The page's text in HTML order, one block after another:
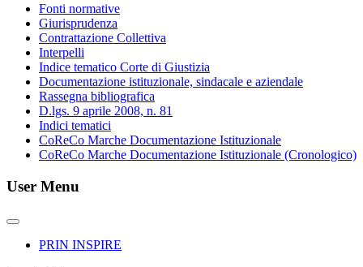
Fonti normative
Giurisprudenza
Contrattazione Collettiva
Interpelli
Indice tematico Corte di Giustizia
Documentazione istituzionale, sindacale e aziendale
Rassegna bibliografica
D.lgs. 9 aprile 2008, n. 81
Indici tematici
CoReCo Marche Documentazione Istituzionale
CoReCo Marche Documentazione Istituzionale (Cronologico)
User Menu
PRIN INSPIRE